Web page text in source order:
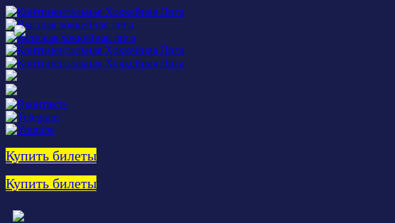
Купить билеты
Купить билеты